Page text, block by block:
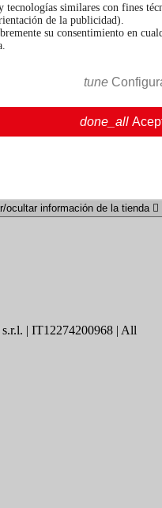
ocultar enlaces de información
ocultar enlaces de tu cuenta
del pedido
ocultar información de la tienda 
| IT12274200968 | All
similares con fines
de la publicidad).
su consentimiento en
tune
done_all